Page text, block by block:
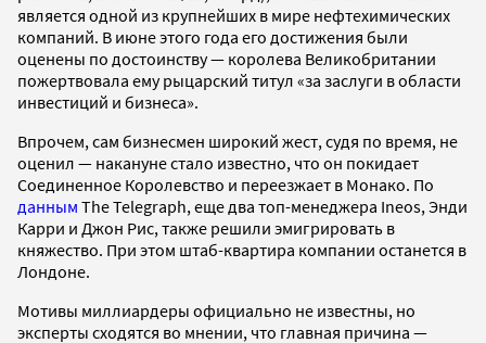
является одной из крупнейших в мире нефтехимических
компаний. В июне этого года его достижения были
оценены по достоинству — королева Великобритании
пожертвовала ему рыцарский титул «за заслуги в области
инвестиций и бизнеса».
Впрочем, сам бизнесмен широкий жест, судя по время, не
оценил — накануне стало известно, что он покидает
Соединенное Королевство и переезжает в Монако. По
данным The Telegraph, еще два топ-менеджера Ineos, Энди
Карри и Джон Рис, также решили эмигрировать в
княжество. При этом штаб-квартира компании останется в
Лондоне.
Мотивы миллиардеры официально не известны, но
эксперты сходятся во мнении, что главная причина —